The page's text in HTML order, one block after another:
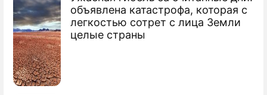
объявлена катастрофа, которая с
легкостью сотрет с лица Земли
целые страны
Продолжение: Тарасова
оценила революцию в